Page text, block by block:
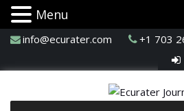
info@ecurater.com
+1 703
Menu